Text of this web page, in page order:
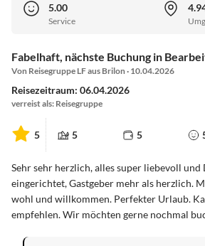
5.00
Service
Fabelhaft, nächste Buchung in
Von Reisegruppe LF aus Brilon · 10.04.2026
Reisezeitraum: 06.04.2026
verreist als: Reisegruppe
5 5 5
Sehr sehr herzlich, alles super liebevoll
eingerichtet, Gastgeber mehr als herzlich.
wohl und willkommen. Perfekter Urlaub.
empfehlen. Wir möchten gerne nochmal